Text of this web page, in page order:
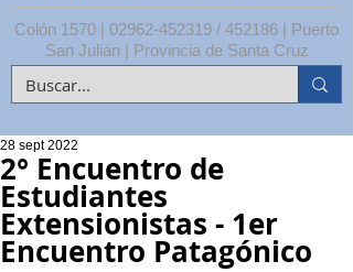
Colón 1570 | 02962-452319 / 452186 | Puerto
San Julián | Provincia de Santa Cruz
2° Encuentro de
Estudiantes
Extensionistas - 1er
Encuentro Patagónico
28 sept 2022